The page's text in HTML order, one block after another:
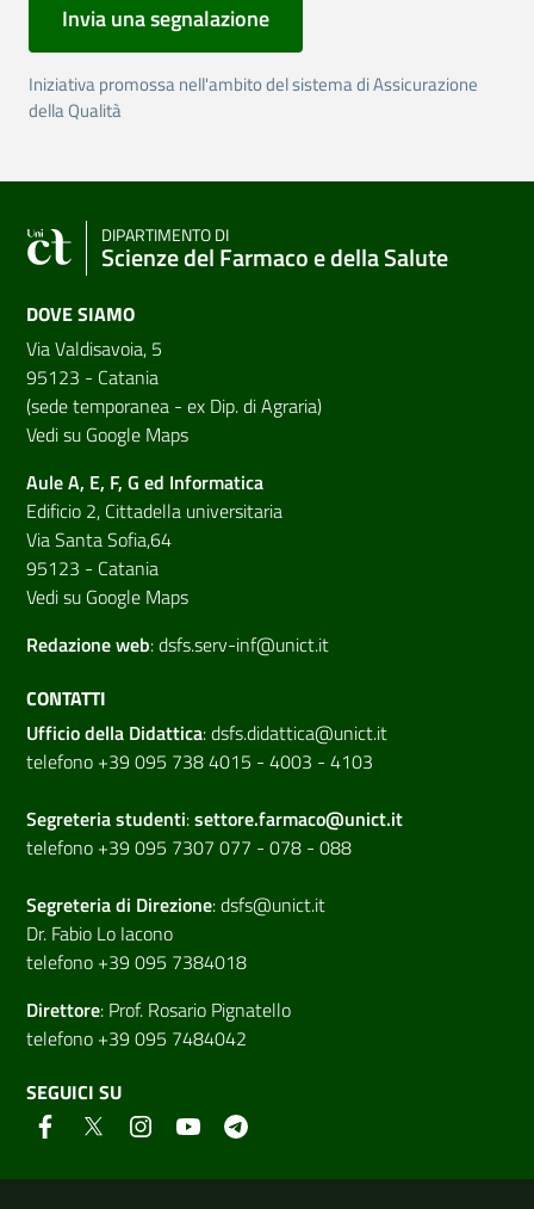
Invia una segnalazione
Iniziativa promossa nell'ambito del sistema di Assicurazione
della Qualità
DIPARTIMENTO DI
Scienze del Farmaco e della Salute
DOVE SIAMO
Via Valdisavoia, 5
95123 - Catania
(sede temporanea - ex Dip. di Agraria)
Vedi su Google Maps
Aule A, E, F, G ed Informatica
Edificio 2, Cittadella universitaria
Via Santa Sofia,64
95123 - Catania
Vedi su Google Maps
Redazione web:dsfs.serv-inf@unict.it
CONTATTI
Ufficio della Didattica:dsfs.didattica@unict.it
telefono +39 095 738 4015 - 4003 - 4103
Segreteria studenti:settore.farmaco@unict.it
telefono +39 095 7307 077 - 078 - 088
Segreteria di Direzione:dsfs@unict.it
Dr. Fabio Lo Iacono
telefono +39 095 7384018
Direttore: Prof. Rosario Pignatello
telefono +39 095 7484042
SEGUICI SU
Link e informazioni utili